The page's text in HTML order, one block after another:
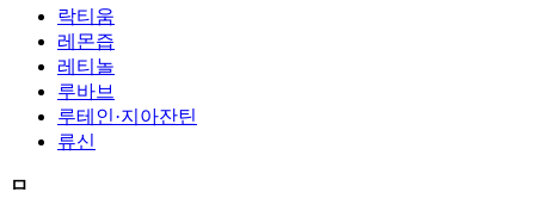
락티움
레몬즙
레티놀
루바브
루테인·지아잔틴
류신
ㅁ